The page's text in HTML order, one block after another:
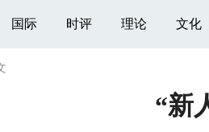
国际 时评 理论 文化
“新